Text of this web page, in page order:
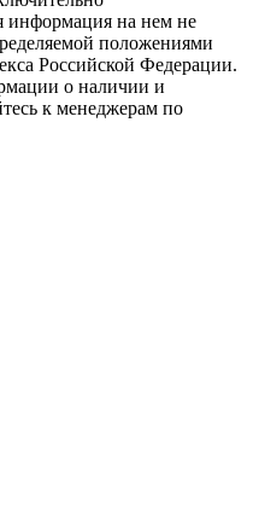
информация на нем не
положениями
Российской Федерации.
о наличии и
к менеджерам по